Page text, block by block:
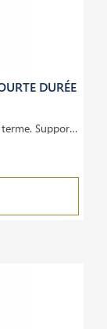
DURÉE
Pour travaux de masquage quotidien à court terme. Supports lisses. Résiste aux infiltrations de